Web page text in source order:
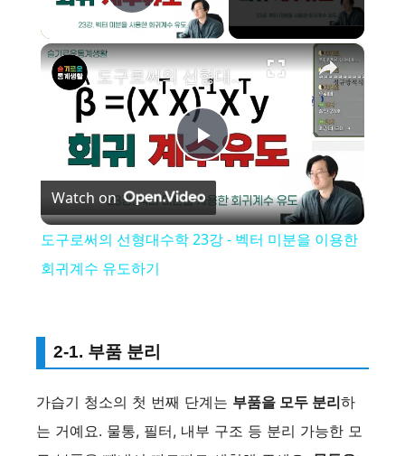
Play Video
×
P
l
V
i
도구로써의 선형대수학 23강 - 벡터 미분을 이용한 회귀계수 유도하기
Watch on
도구로써의 선형대수학 23강 - 벡터 미분을 이용한
회귀계수 유도하기
2-1. 부품 분리
가습기 청소의 첫 번째 단계는 부품을 모두 분리하
는 거예요. 물통, 필터, 내부 구조 등 분리 가능한 모